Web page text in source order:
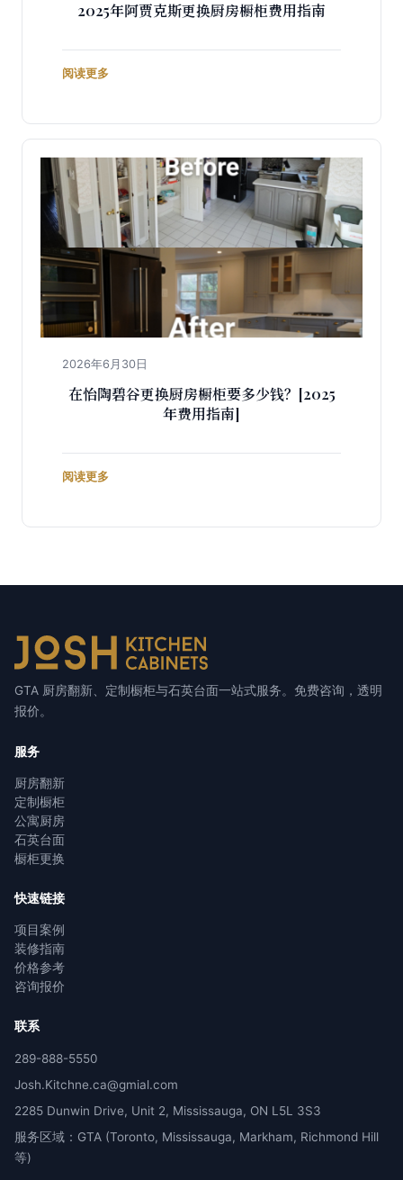
2025年阿贾克斯更换厨房橱柜费用指南
阅读更多
2026年6月30日
在怡陶碧谷更换厨房橱柜要多少钱？[2025
年费用指南]
阅读更多
GTA 厨房翻新、定制橱柜与石英台面一站式服务。免费咨询，透明
报价。
服务
厨房翻新
定制橱柜
公寓厨房
石英台面
橱柜更换
快速链接
项目案例
装修指南
价格参考
咨询报价
联系
289-888-5550
Josh.Kitchne.ca@gmial.com
2285 Dunwin Drive, Unit 2, Mississauga, ON L5L 3S3
服务区域：GTA (Toronto, Mississauga, Markham, Richmond Hill
等)